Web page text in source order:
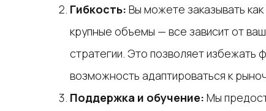
Гибкость: Вы можете заказывать
крупные объемы — все зависит от
стратегии. Это позволяет избежать
возможность адаптироваться к
Поддержка и обучение: Мы